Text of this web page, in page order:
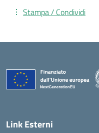
Stampa / Condividi
Link Esterni